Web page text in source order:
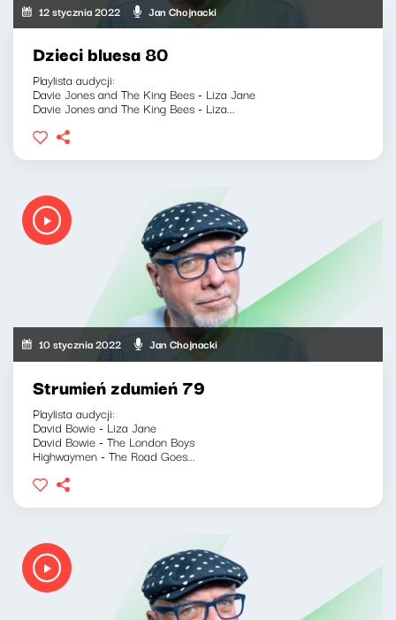
12 stycznia 2022 Jan Chojnacki
Dzieci bluesa 80
Playlista audycji:
Davie Jones and The King Bees - Liza Jane
Davie Jones and The King Bees - Liza...
10 stycznia 2022 Jan Chojnacki
Strumień zdumień 79
Playlista audycji:
David Bowie - Liza Jane
David Bowie - The London Boys
Highwaymen - The Road Goes...